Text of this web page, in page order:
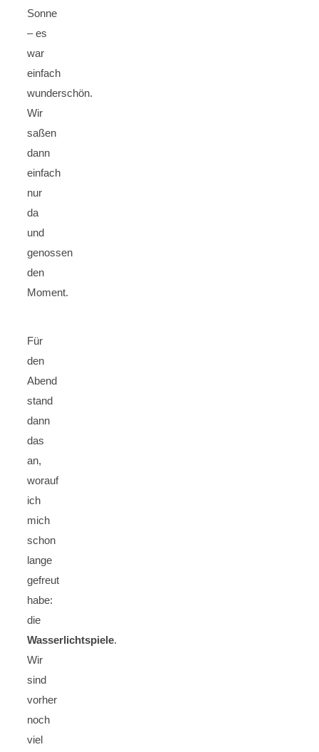
Sonne
– es
war
einfach
wunderschön.
Wir
saßen
dann
einfach
nur
da
und
genossen
den
Moment.
Für
den
Abend
stand
dann
das
an,
worauf
ich
mich
schon
lange
gefreut
habe:
die
Wasserlichtspiele.
Wir
sind
vorher
noch
viel